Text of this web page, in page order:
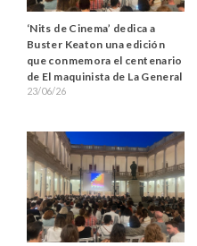
‘Nits de Cinema’ dedica a
Buster Keaton una edición
que conmemora el centenario
de El maquinista de La General
23/06/26